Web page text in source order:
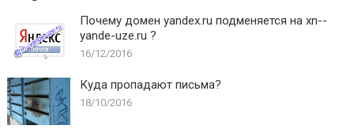
Почему домен yandex.ru подменяется на xn--
yande-uze.ru ?
16/12/2016
Куда пропадают письма?
18/10/2016